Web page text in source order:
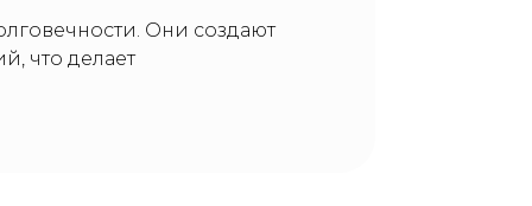
Они создают
что делает